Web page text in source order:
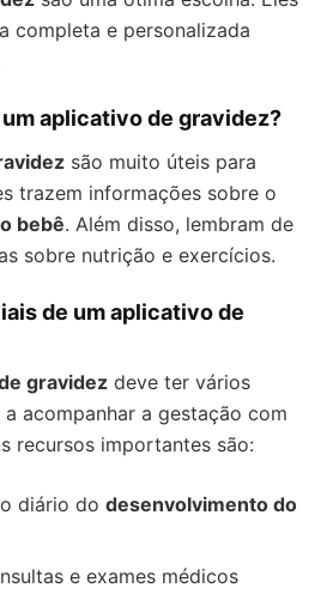
completa e personalizada
aplicativo de gravidez?
são muito úteis para
trazem informações sobre o
bebê. Além disso, lembram de
sobre nutrição e exercícios.
de um aplicativo de
gravidez deve ter vários
a acompanhar a gestação com
recursos importantes são:
diário do desenvolvimento do
e exames médicos